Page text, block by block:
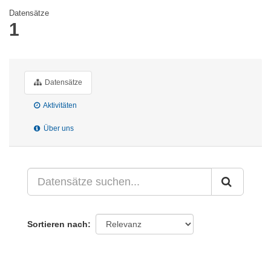
Datensätze
1
Datensätze
Aktivitäten
Über uns
Sortieren nach